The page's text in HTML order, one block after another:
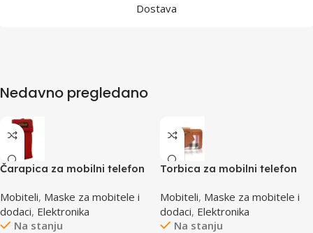
Dostava
Nedavno pregledano
Čarapica za mobilni telefon
65x100mm
Mobiteli, Maske za mobitele i
dodaci, Elektronika
Na stanju
Torbica za mobilni telefon
110x45x17mm
Mobiteli, Maske za mobitele i
dodaci, Elektronika
Na stanju